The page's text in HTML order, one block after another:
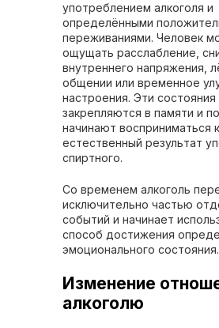
употреблением алкоголя и
определёнными
переживаниями. Человек
ощущать расслабление,
внутреннего напряжения,
общении или временное
настроения. Эти состояния
закрепляются в памяти и
начинают восприниматься
естественный результат
спиртного.
Со временем алкоголь
исключительно частью
событий и начинает
способ достижения
эмоционального состояния.
Изменение
алкоголю